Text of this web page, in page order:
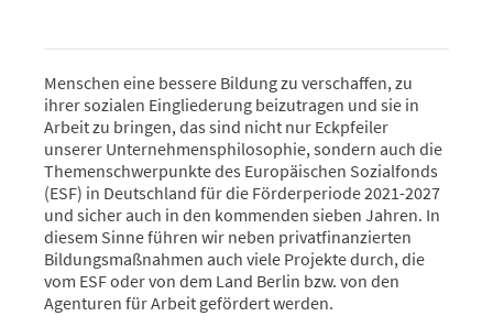
Menschen eine bessere Bildung zu verschaffen, zu
ihrer sozialen Eingliederung beizutragen und sie in
Arbeit zu bringen, das sind nicht nur Eckpfeiler
unserer Unternehmensphilosophie, sondern auch die
Themenschwerpunkte des Europäischen Sozialfonds
(ESF) in Deutschland für die Förderperiode 2021-2027
und sicher auch in den kommenden sieben Jahren. In
diesem Sinne führen wir neben privatfinanzierten
Bildungsmaßnahmen auch viele Projekte durch, die
vom ESF oder von dem Land Berlin bzw. von den
Agenturen für Arbeit gefördert werden.